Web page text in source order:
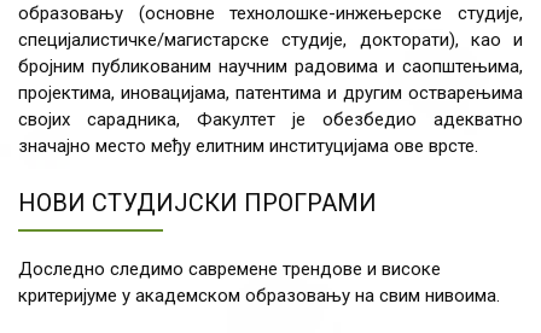
образовању (основне технолошке-инжењерске студије,
специјалистичке/магистарске студије, докторати), као и
бројним публикованим научним радовима и саопштењима,
пројектима, иновацијама, патентима и другим остварењима
својих сарадника, Факултет је обезбедио адекватно
значајно место међу елитним институцијама ове врсте.
НОВИ СТУДИЈСКИ ПРОГРАМИ
Доследно следимо савремене трендове и високе
критеријуме у академском образовању на свим нивоима.